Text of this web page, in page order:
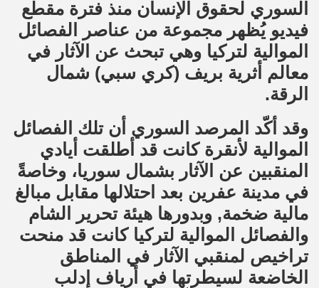
السوري لحقوق الإنسان منذ فترة مقطع
فيديو يُظهر مجموعة من عناصر الفصائل
الموالية لتركيا وهي تبحث عن الآثار في
معالم أثرية بريف (كري سبي) شمال
الرقة.
وقد أكّد المرصد السوري أن تلك الفصائل
الموالية لأنقرة كانت قد أطلقت أيادي
المنقبين عن الآثار بشمال سوريا، وخاصةً
في مدينة عفرين بعد احتلالها مقابل مبالغ
مالية ضخمة, وبدورها هيئة تحرير الشام
والفصائل الموالية لتركيا كانت قد منحت
تراخيص لمنقبي الآثار في المناطق
الخاضعة لسيطرتها في أرياف إدلب